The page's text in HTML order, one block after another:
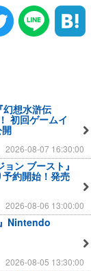
幻想水滸伝
初回ゲームイ
2026-08-07 16:30:00
ン ブースト』
約開始！発売
2026-08-06 13:00:00
Nintendo
2026-08-05 13:30:00